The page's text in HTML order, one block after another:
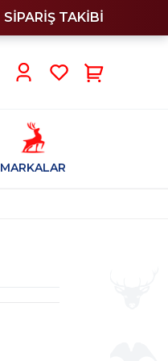
SİPARİŞ TAKİBİ
MARKALAR